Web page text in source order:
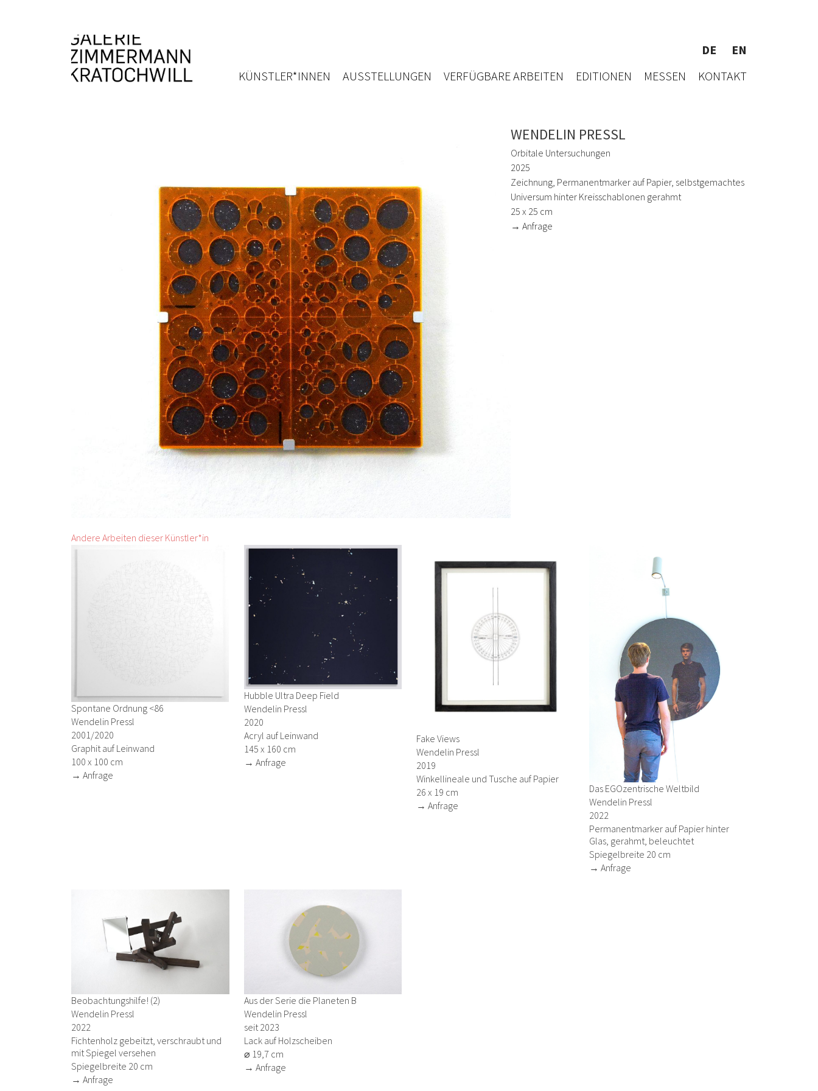
DE
EN
KÜNSTLER*INNEN
AUSSTELLUNGEN VERFÜGBARE ARBEITEN EDITIONEN MESSEN KONTAKT
WENDELIN PRESSL
Orbitale Untersuchungen
2025
Zeichnung, Permanentmarker auf Papier, selbstgemachtes
Universum hinter Kreisschablonen gerahmt
25 x 25 cm
→ Anfrage
Andere Arbeiten dieser Künstler*in
Spontane Ordnung <86
Wendelin Pressl
2001/2020
Graphit auf Leinwand
100 x 100 cm
→ Anfrage
Hubble Ultra Deep Field
Wendelin Pressl
2020
Acryl auf Leinwand
145 x 160 cm
→ Anfrage
Fake Views
Wendelin Pressl
2019
Winkellineale und Tusche auf Papier
26 x 19 cm
→ Anfrage
Das EGOzentrische Weltbild
Wendelin Pressl
2022
Permanentmarker auf Papier hinter
Glas, gerahmt, beleuchtet
Spiegelbreite 20 cm
→ Anfrage
Beobachtungshilfe! (2)
Wendelin Pressl
2022
Fichtenholz gebeitzt, verschraubt und
mit Spiegel versehen
Spiegelbreite 20 cm
→ Anfrage
Aus der Serie die Planeten B
Wendelin Pressl
seit 2023
Lack auf Holzscheiben
⌀ 19,7 cm
→ Anfrage